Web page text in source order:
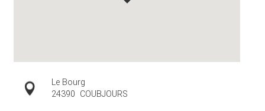
Le Bourg
24390 COUBJOURS